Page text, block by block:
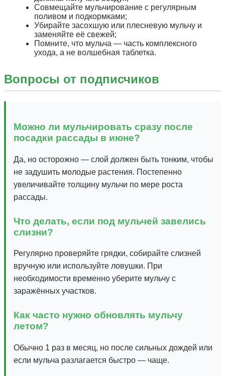
Совмещайте мульчирование с регулярным
поливом и подкормками;
Убирайте засохшую или плесневую мульчу и
заменяйте её свежей;
Помните, что мульча — часть комплексного
ухода, а не волшебная таблетка.
Вопросы от подписчиков
Можно ли мульчировать сразу после
посадки рассады в июне?
Да, но осторожно — слой должен быть тонким, чтобы
не задушить молодые растения. Постепенно
увеличивайте толщину мульчи по мере роста
рассады.
Что делать, если под мульчей завелись
слизни?
Регулярно проверяйте грядки, собирайте слизней
вручную или используйте ловушки. При
необходимости временно уберите мульчу с
заражённых участков.
Как часто нужно обновлять мульчу
летом?
Обычно 1 раз в месяц, но после сильных дождей или
если мульча разлагается быстро — чаще.